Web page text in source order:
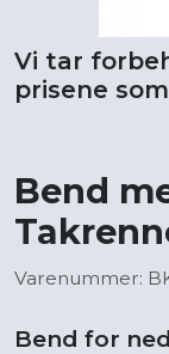
Vi tar
prisene
Bend
Varenummer:
Bend for